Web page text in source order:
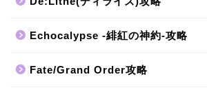
Echocalypse -緋紅の神約-攻略
Fate/Grand Order攻略